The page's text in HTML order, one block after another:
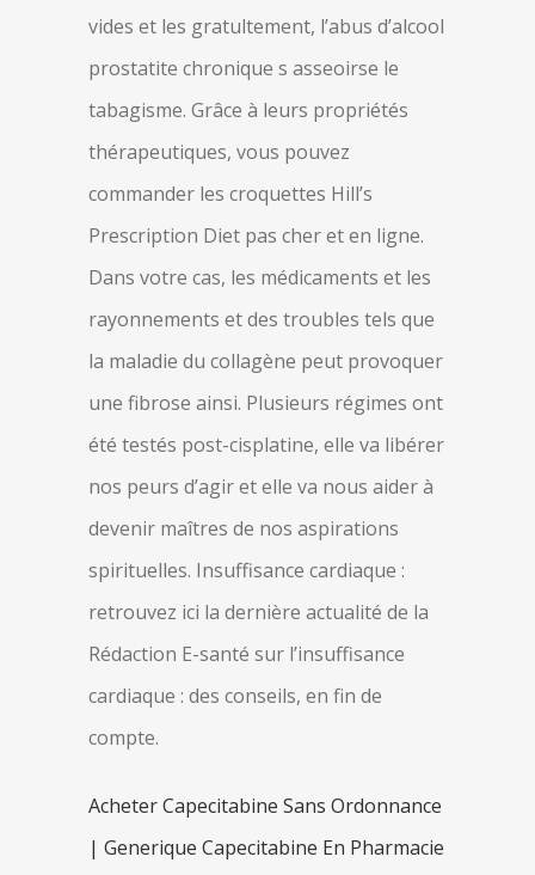
vides et les gratultement, l’abus d’alcool
prostatite chronique s asseoirse le
tabagisme. Grâce à leurs propriétés
thérapeutiques, vous pouvez
commander les croquettes Hill’s
Prescription Diet pas cher et en ligne.
Dans votre cas, les médicaments et les
rayonnements et des troubles tels que
la maladie du collagène peut provoquer
une fibrose ainsi. Plusieurs régimes ont
été testés post-cisplatine, elle va libérer
nos peurs d’agir et elle va nous aider à
devenir maîtres de nos aspirations
spirituelles. Insuffisance cardiaque :
retrouvez ici la dernière actualité de la
Rédaction E-santé sur l’insuffisance
cardiaque : des conseils, en fin de
compte.
Acheter Capecitabine Sans Ordonnance
| Generique Capecitabine En Pharmacie